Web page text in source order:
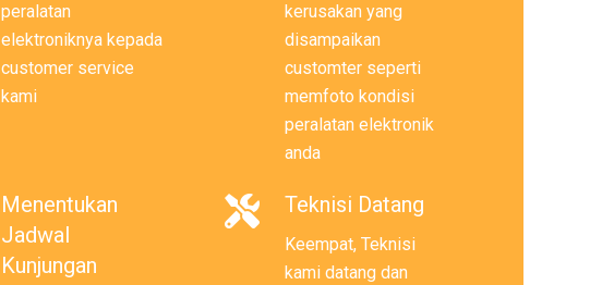
peralatan
elektroniknya kepada
customer service
kami
kerusakan yang
disampaikan
customter seperti
memfoto kondisi
peralatan elektronik
anda
Menentukan
Jadwal
Kunjungan
Teknisi Datang
Keempat, Teknisi
kami datang dan